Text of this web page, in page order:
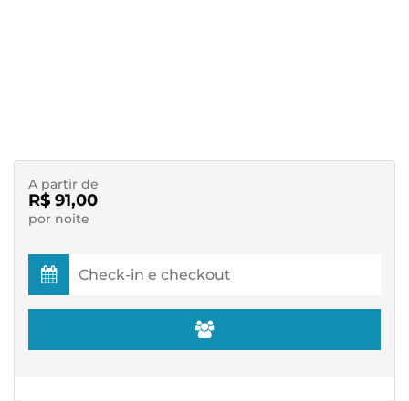
A partir de
R$ 91,00
por noite